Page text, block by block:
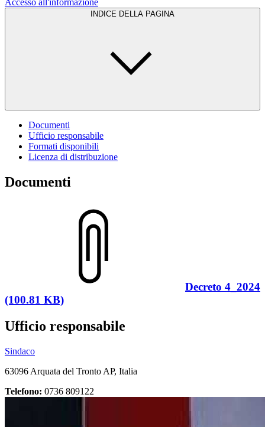
INDICE DELLA PAGINA
Documenti
Ufficio responsabile
Formati disponibili
Licenza di distribuzione
Documenti
Decreto 4_2024
(100.81 KB)
Ufficio responsabile
Sindaco
63096 Arquata del Tronto AP, Italia
Telefono: 0736 809122